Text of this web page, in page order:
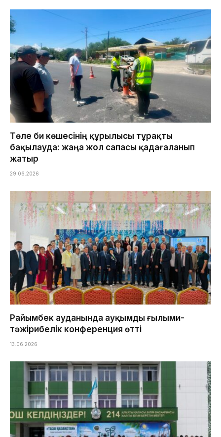
Төле би көшесінің құрылысы тұрақты
бақылауда: жаңа жол сапасы қадағаланып
жатыр
29.06.2026
Райымбек ауданында ауқымды ғылыми-
тәжірибелік конференция өтті
13.06.2026